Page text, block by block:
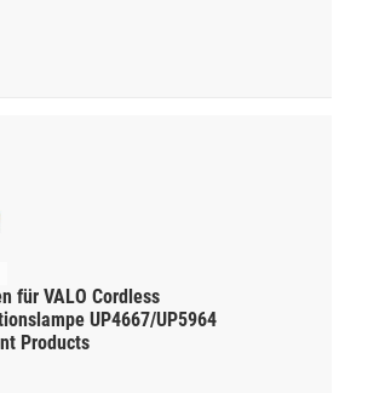
für VALO Cordless
UP4667/UP5964
Products